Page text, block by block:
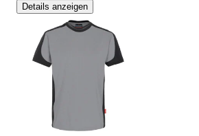
Details anzeigen